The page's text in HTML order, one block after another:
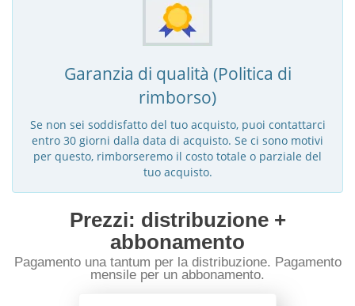
Garanzia di qualità (Politica di
rimborso)
Se non sei soddisfatto del tuo acquisto, puoi contattarci
entro 30 giorni dalla data di acquisto. Se ci sono motivi
per questo, rimborseremo il costo totale o parziale del
tuo acquisto.
Prezzi: distribuzione +
abbonamento
Pagamento una tantum per la distribuzione. Pagamento
mensile per un abbonamento.